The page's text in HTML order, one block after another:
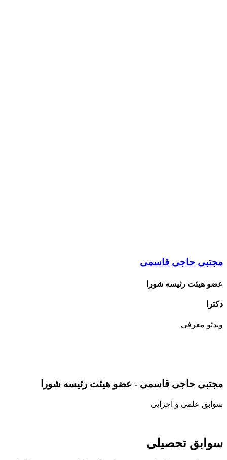
مجتبی حاجی قاسمی
عضو هیئت رئیسه شورا
دکترا
ویدئو معرفی
مجتبی حاجی قاسمی - عضو هیئت رئیسه شورا
سوابق علمی و اجرایی
سوابق تحصیلی